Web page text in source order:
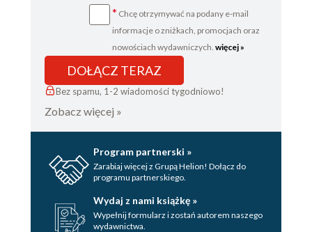
* Chcę otrzymywać na podany e-mail
informacje o zniżkach, promocjach oraz
nowościach wydawniczych. więcej »
DOŁĄCZ TERAZ
Bez spamu, 1-2 wiadomości tygodniowo!
Zobacz więcej »
Program partnerski »
Zarabiaj więcej z Grupą Helion! Dołącz do
programu partnerskiego.
Wydaj z nami książkę »
Wypełnij formularz i zostań autorem naszego
wydawnictwa.